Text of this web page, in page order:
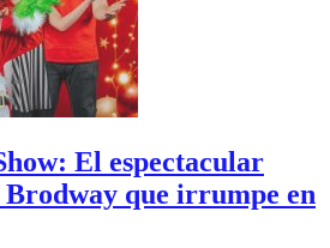
El espectacular
que irrumpe en